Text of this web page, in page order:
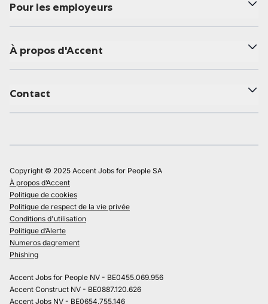
Pour les employeurs
À propos d'Accent
Contact
Copyright © 2025 Accent Jobs for People SA
À propos d’Accent
Politique de cookies
Politique de respect de la vie privée
Conditions d'utilisation
Politique d’Alerte
Numeros dagrement
Phishing
Accent Jobs for People NV - BE0455.069.956
Accent Construct NV - BE0887.120.626
Accent Jobs NV - BE0654.755.146